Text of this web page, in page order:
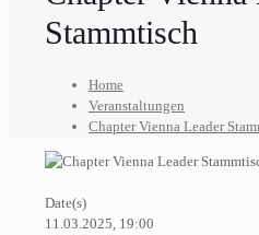
Stammtisch
Home
Veranstaltungen
Chapter Vienna Leader
Date(s)
11.03.2025, 19:00